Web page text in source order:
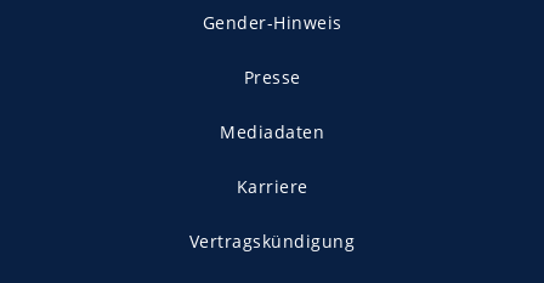
Gender-Hinweis
Presse
Mediadaten
Karriere
Vertragskündigung